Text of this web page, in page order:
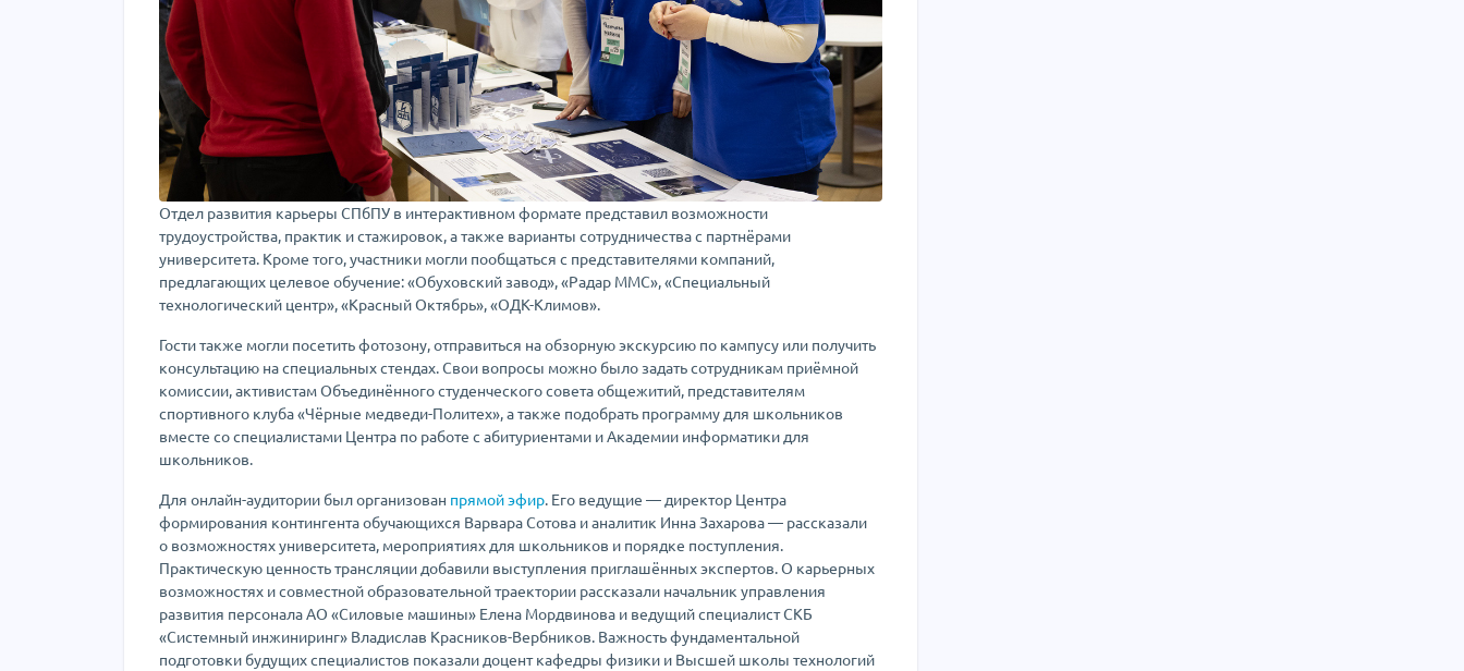
Отдел развития карьеры СПбПУ в интерактивном формате представил возможности
трудоустройства, практик и стажировок, а также варианты сотрудничества с партнёрами
университета. Кроме того, участники могли пообщаться с представителями компаний,
предлагающих целевое обучение: «Обуховский завод», «Радар ММС», «Специальный
технологический центр», «Красный Октябрь», «ОДК-Климов».
Гости также могли посетить фотозону, отправиться на обзорную экскурсию по кампусу или получить
консультацию на специальных стендах. Свои вопросы можно было задать сотрудникам приёмной
комиссии, активистам Объединённого студенческого совета общежитий, представителям
спортивного клуба «Чёрные медведи-Политех», а также подобрать программу для школьников
вместе со специалистами Центра по работе с абитуриентами и Академии информатики для
школьников.
Для онлайн-аудитории был организован прямой эфир. Его ведущие — директор Центра
формирования контингента обучающихся Варвара Сотова и аналитик Инна Захарова — рассказали
о возможностях университета, мероприятиях для школьников и порядке поступления.
Практическую ценность трансляции добавили выступления приглашённых экспертов. О карьерных
возможностях и совместной образовательной траектории рассказали начальник управления
развития персонала АО «Силовые машины» Елена Мордвинова и ведущий специалист СКБ
«Системный инжиниринг» Владислав Красников-Вербников. Важность фундаментальной
подготовки будущих специалистов показали доцент кафедры физики и Высшей школы технологий